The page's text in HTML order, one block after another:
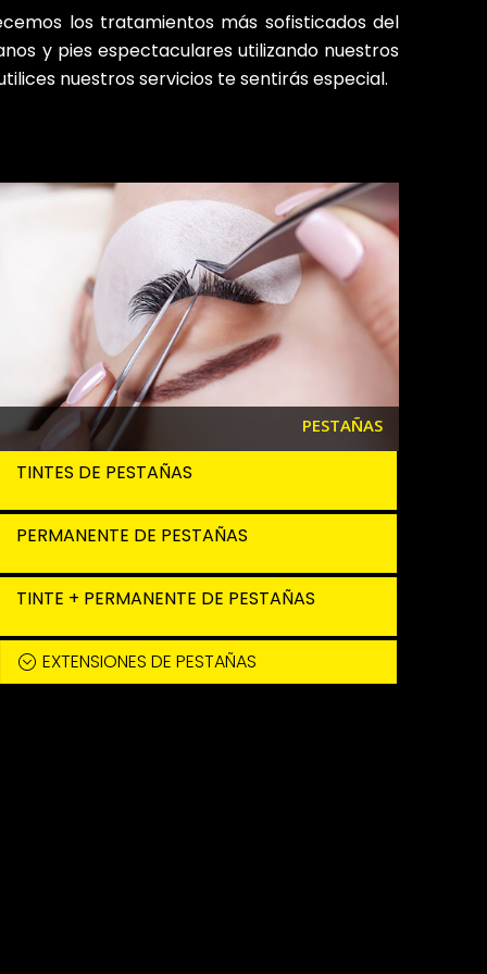
los tratamientos más sofisticados del
y pies espectaculares utilizando nuestros
nuestros servicios te sentirás especial.
PESTAÑAS
TINTES DE PESTAÑAS
PERMANENTE DE PESTAÑAS
TINTE + PERMANENTE DE PESTAÑAS
EXTENSIONES DE PESTAÑAS